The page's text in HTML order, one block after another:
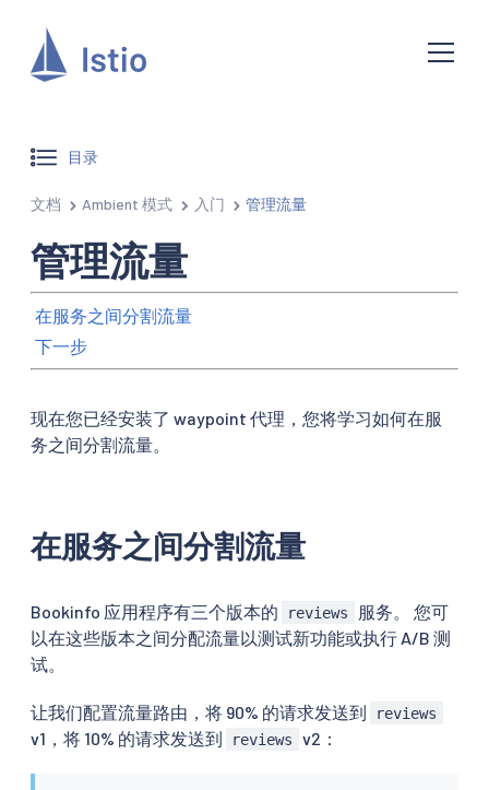
目录
文档 Ambient 模式 入门 管理流量
管理流量
在服务之间分割流量
下一步
现在您已经安装了 waypoint 代理，您将学习如何在服
务之间分割流量。
在服务之间分割流量
Bookinfo 应用程序有三个版本的 reviews
服务。 您可
以在这些版本之间分配流量以测试新功能或执行 A/B 测
试。
让我们配置流量路由，将 90% 的请求发送到 reviews
v1，将 10% 的请求发送到 reviews v2：